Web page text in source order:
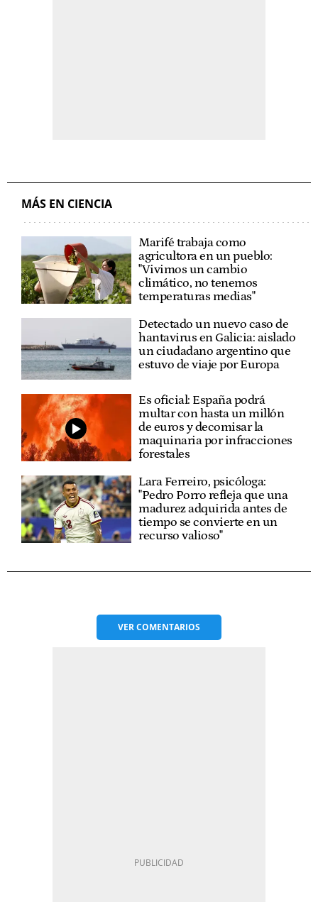
MÁS EN CIENCIA
Marifé trabaja como
agricultora en un pueblo:
"Vivimos un cambio
climático, no tenemos
temperaturas medias"
Detectado un nuevo caso de
hantavirus en Galicia: aislado
un ciudadano argentino que
estuvo de viaje por Europa
Es oficial: España podrá
multar con hasta un millón
de euros y decomisar la
maquinaria por infracciones
forestales
Lara Ferreiro, psicóloga:
"Pedro Porro refleja que una
madurez adquirida antes de
tiempo se convierte en un
recurso valioso"
VERCOMENTARIOS